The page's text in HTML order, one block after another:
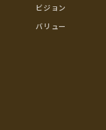
ビジョン
バリュー